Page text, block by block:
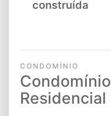
construída
CONDOMÍNIO
Condomínio
Residencial